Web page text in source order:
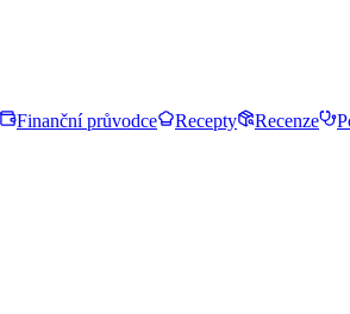
Finanční průvodce Recepty Recenze